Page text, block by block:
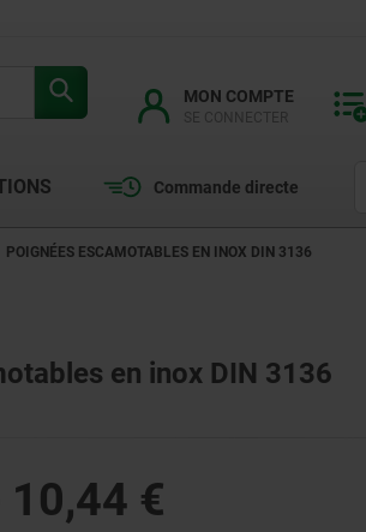
MON COMPTE
Commande directe
POIGNÉES ESCAMOTABLES EN INOX DIN 3136
en inox DIN 3136
10,44 €